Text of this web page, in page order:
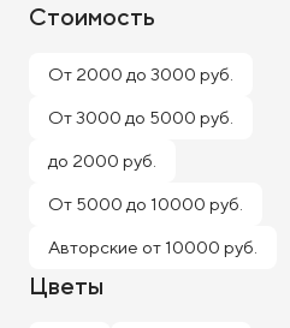
Стоимость
От 2000 до 3000 руб.
От 3000 до 5000 руб.
до 2000 руб.
От 5000 до 10000 руб.
Авторские от 10000 руб.
Цветы